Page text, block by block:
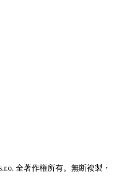
全著作権所有。無断複製・